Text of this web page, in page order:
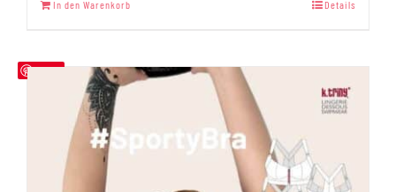
In den Warenkorb Details
Save